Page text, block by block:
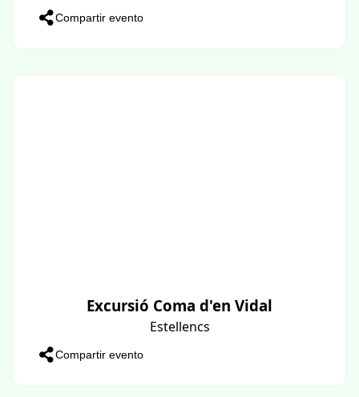
Compartir evento
Excursió Coma d'en Vidal
Estellencs
Compartir evento